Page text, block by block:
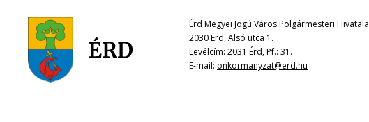
Érd Megyei Jogú Város Polgármesteri Hivatala
2030 Érd, Alsó utca 1.
Levélcím: 2031 Érd, Pf.: 31.
E-mail: onkormanyzat@erd.hu